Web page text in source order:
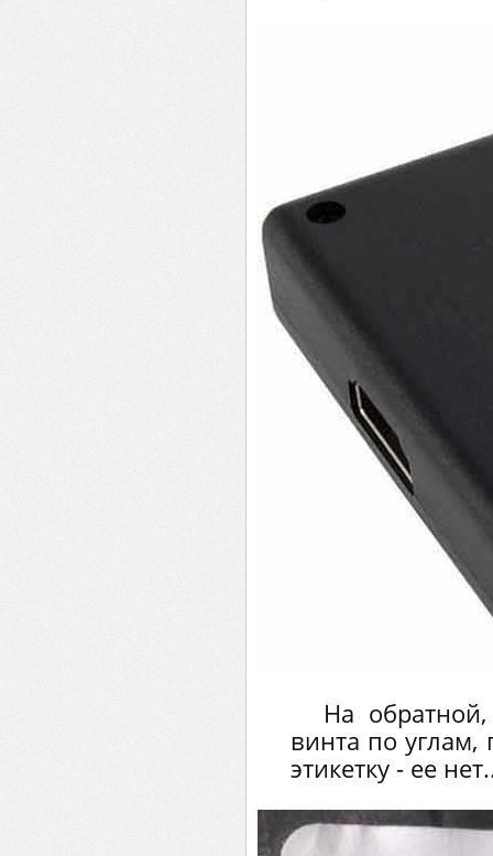
На
винта по углам,
этикетку - ее